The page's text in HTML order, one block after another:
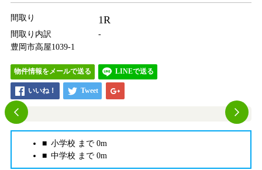
間取り 1R
間取り内訳
-
豊岡市高屋1039-1
物件情報をメールで送る LINEで送る
小学校 まで 0m
中学校 まで 0m